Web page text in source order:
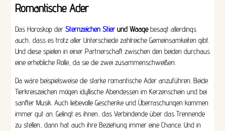
Romantische Ader
Das Horoskop derSternzeichen Stierund Waagebesagt allerdings
auch, dass es trotz aller Unterschiede zahlreiche Gemeinsamkeiten gibt.
Und diese spielen in einer Partnerschaft zwischen den beiden durchaus
eine erhebliche Rolle, da sie die zwei zusammenschweißen.
Da wäre beispielsweise die starke romantische Ader anzuführen. Beide
Tierkreiszeichen mögen idyllische Abendessen im Kerzenschein und bei
sanfter Musik. Auch liebevolle Geschenke und Überraschungen kommen
immer gut an. Gelingt es ihnen, das Verbindende über das Trennende
zu stellen, dann hat auch ihre Beziehung immer eine Chance. Und in